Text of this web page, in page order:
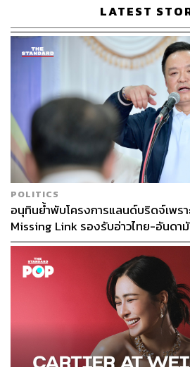
LATEST
POLITICS
อนุทินย้ำพับโครงการแลนด์บริดจ์เพร
Missing Link รองรับอ่าวไทย-อันดา